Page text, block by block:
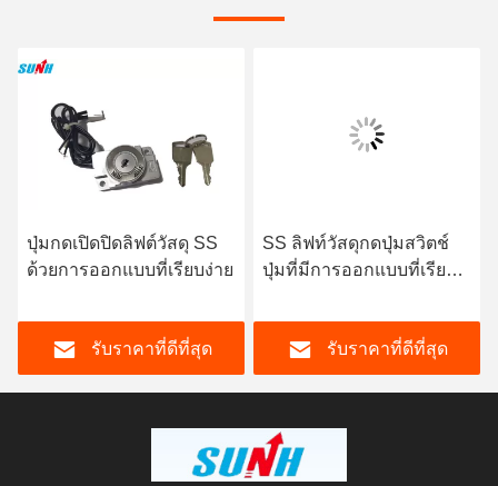
ปุ่มกดเปิดปิดลิฟต์วัสดุ SS
ด้วยการออกแบบที่เรียบง่าย
รับราคาที่ดีที่สุด
SS ลิฟท์วัสดุกดปุ่มสวิตช์
ปุ่มที่มีการออกแบบที่เรียบ
รับราคาที่ดีที่สุด